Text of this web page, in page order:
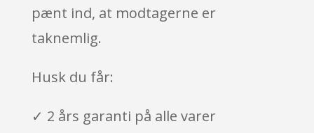
pænt ind, at modtagerne er
taknemlig.
Husk du får:
✓ 2 års garanti på alle varer